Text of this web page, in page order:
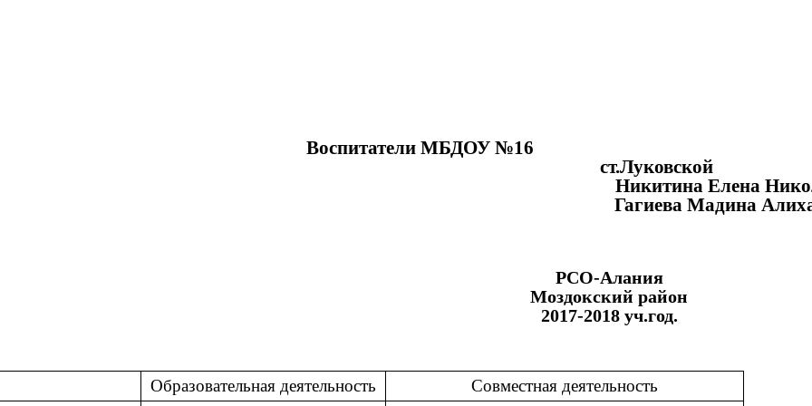
Воспитатели МБДОУ №16
ст.Луковской
Никитина Елена
Гагиева Мадина
РСО-Алания
Моздокский район
2017-2018 уч.год.
Образовательная деятельность
Совместная деятельность